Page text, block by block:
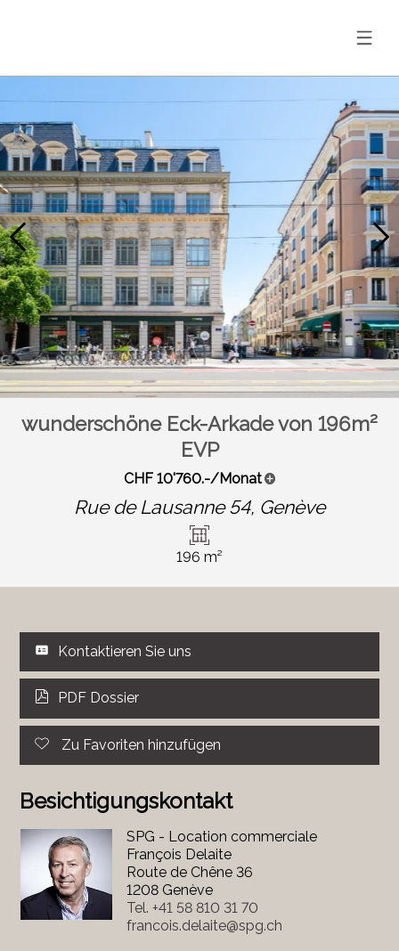
wunderschöne Eck-Arkade von 196m²
EVP
CHF 10'760.-/Monat
Rue de Lausanne 54, Genève
196 m²
Kontaktieren Sie uns
PDF Dossier
Zu Favoriten hinzufügen
Besichtigungskontakt
SPG - Location commerciale
François Delaite
Route de Chêne 36
1208 Genève
Tel. +41 58 810 31 70
francois.delaite@spg.ch